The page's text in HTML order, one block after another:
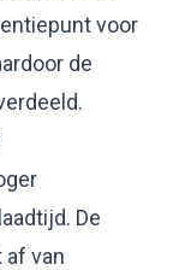
voor
de
De
af van